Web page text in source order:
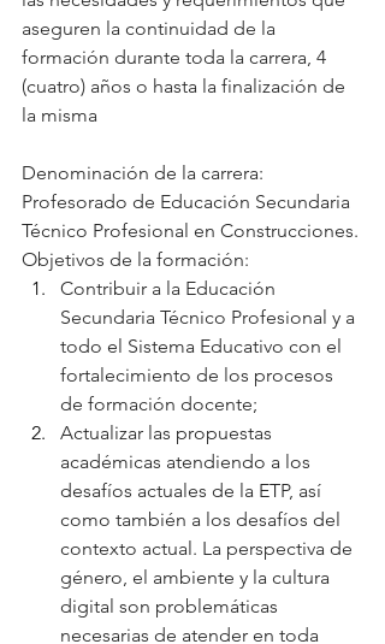
aseguren la continuidad de la
formación durante toda la carrera, 4
(cuatro) años o hasta la finalización de
la misma
Denominación de la carrera:
Profesorado de Educación Secundaria
Técnico Profesional en Construcciones.
Objetivos de la formación:
﻿﻿﻿Contribuir a la Educación
Secundaria Técnico Profesional y a
todo el Sistema Educativo con el
fortalecimiento de los procesos
de formación docente;
﻿﻿﻿Actualizar las propuestas
académicas atendiendo a los
desafíos actuales de la ETP, así
como también a los desafíos del
contexto actual. La perspectiva de
género, el ambiente y la cultura
digital son problemáticas
necesarias de atender en toda